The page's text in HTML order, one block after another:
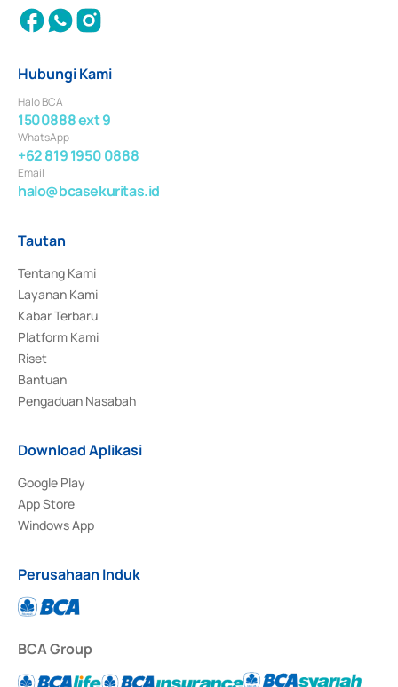
Hubungi Kami
Halo BCA
1500888 ext 9
WhatsApp
+62 819 1950 0888
Email
halo@bcasekuritas.id
Tautan
Tentang Kami
Layanan Kami
Kabar Terbaru
Platform Kami
Riset
Bantuan
Pengaduan Nasabah
Download Aplikasi
Google Play
App Store
Windows App
Perusahaan Induk
BCA Group